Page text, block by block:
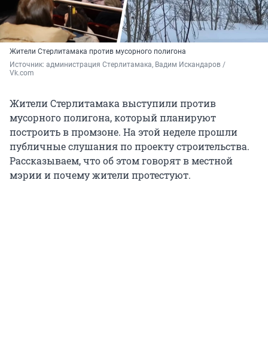
Жители Стерлитамака против мусорного полигона
Источник: администрация Стерлитамака, Вадим Искандаров /
Vk.com
Жители Стерлитамака выступили против
мусорного полигона, который планируют
построить в промзоне. На этой неделе прошли
публичные слушания по проекту строительства.
Рассказываем, что об этом говорят в местной
мэрии и почему жители протестуют.